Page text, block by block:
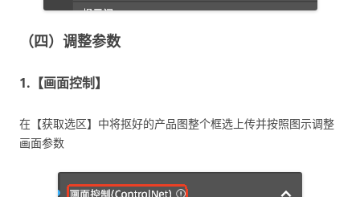
（四）调整参数
1.【画面控制】
在【获取选区】中将抠好的产品图整个框选上传并按照图示调整
画面参数